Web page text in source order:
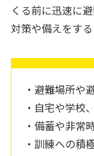
くる前に迅速に
対策や備えをする
・避難場所や
・自宅や学校
・備蓄や非常
・訓練への積